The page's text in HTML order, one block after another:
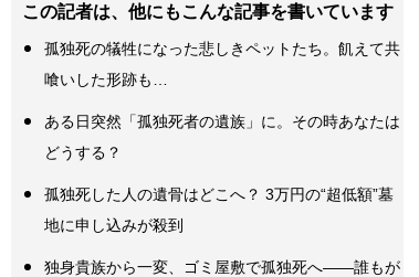
この記者は、他にもこんな記事を書いています
孤独死の犠牲になった悲しきペットたち。飢えて共
喰いした形跡も…
ある日突然「孤独死者の遺族」に。その時あなたは
どうする？
孤独死した人の遺骨はどこへ？ 3万円の“超低額”墓
地に申し込みが殺到
独身貴族から一変、ゴミ屋敷で孤独死へ――誰もが